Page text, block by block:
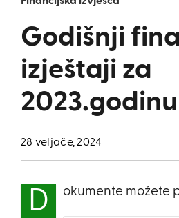
Godišnji
izještaji za
2023.godinu
28 veljače, 2024
D okumente možete